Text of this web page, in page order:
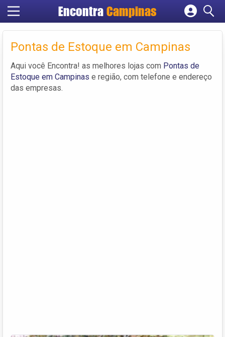
Encontra Campinas
Cadastrar empresa
Criar conta
Pontas de Estoque em Campinas
Aqui você Encontra! as melhores lojas com Pontas de
Estoque em Campinas e região, com telefone e endereço
das empresas.